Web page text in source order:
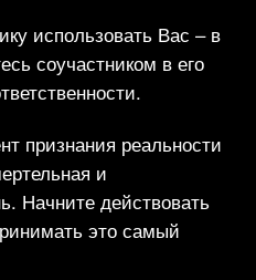
использовать Вас – в
соучастником в его
признания реальности
и
Начните действовать
это самый